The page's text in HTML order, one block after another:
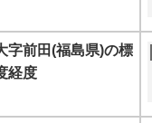
字前田(福島県)の標
経度